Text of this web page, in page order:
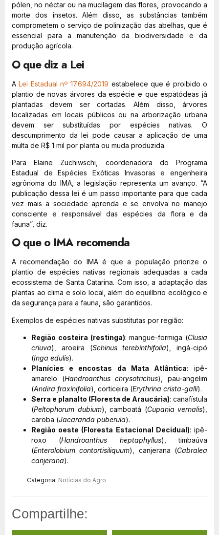
pólen, no néctar ou na mucilagem das flores, provocando a
morte dos insetos. Além disso, as substâncias também
comprometem o serviço de polinização das abelhas, que é
essencial para a manutenção da biodiversidade e da
produção agrícola.
O que diz a Lei
ALei Estadual nº 17.694/2019 estabelece que é proibido o
plantio de novas árvores da espécie e que espatódeas já
plantadas devem ser cortadas. Além disso, árvores
localizadas em locais públicos ou na arborização urbana
devem ser substituídas por espécies nativas. O
descumprimento da lei pode causar a aplicação de uma
multa de R$ 1 mil por planta ou muda produzida.
Para Elaine Zuchiwschi, coordenadora do Programa
Estadual de Espécies Exóticas Invasoras e engenheira
agrônoma do IMA, a legislação representa um avanço. “A
publicação dessa lei é um passo importante para que cada
vez mais a sociedade aprenda e se envolva no manejo
consciente e responsável das espécies da flora e da
fauna”, diz.
O que o IMA recomenda
A recomendação do IMA é que a população priorize o
plantio de espécies nativas regionais adequadas a cada
ecossistema de Santa Catarina. Com isso, a adaptação das
plantas ao clima e solo local, além do equilíbrio ecológico e
da segurança para a fauna, são garantidos.
Exemplos de espécies nativas substitutas por região:
Região costeira (restinga): mangue-formiga (Clusia
criuva), aroeira (Schinus terebinthifolia), ingá-cipó
(Inga edulis).
Planícies e encostas da Mata Atlântica: ipê-
amarelo (Handroanthus chrysotrichus), pau-angelim
(Andira fraxinifolia), corticeira (Erythrina crista-galli).
Serra e planalto (Floresta de Araucária): canafístula
(Peltophorum dubium), camboatá (Cupania vernalis),
caroba (Jacaranda puberula).
Região oeste (Floresta Estacional Decidual): ipê-
roxo (Handroanthus heptaphyllus), timbaúva
(Enterolobium contortisiliquum), canjerana (Cabralea
canjerana).
Categoria: Notícias do Agro
Compartilhe: